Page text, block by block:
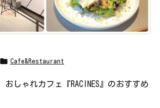
 Cafe&Restaurant
おしゃれカフェ『RACINES』のおすすめ